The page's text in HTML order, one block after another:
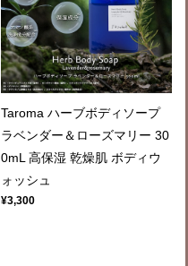
Taroma ハーブボディソープ
ラベンダー＆ローズマリー 30
0mL 高保湿 乾燥肌 ボディウ
ォッシュ
¥3,300